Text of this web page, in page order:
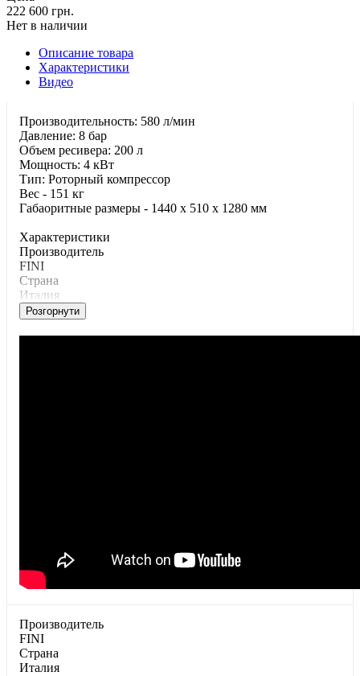
222 600 грн.
Нет в наличии
Описание товара
Характеристики
Видео
Производительность: 580 л/мин
Давление: 8 бар
Объем ресивера: 200 л
Мощность: 4 кВт
Тип: Роторный компрессор
Вес - 151 кг
Габаоритные размеры - 1440 x 510 x 1280 мм
Характеристики
Производитель
FINI
Страна
Италия
Розгорнути
Производитель
FINI
Страна
Италия